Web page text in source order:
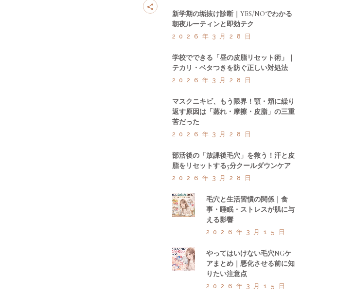
新学期の垢抜け診断｜YES/NOでわかる
朝夜ルーティンと即効テク
2026年3月28日
学校でできる「昼の皮脂リセット術」｜
テカリ・ベタつきを防ぐ正しい対処法
2026年3月28日
マスクニキビ、もう限界！顎・頬に繰り
返す原因は「蒸れ・摩擦・皮脂」の三重
苦だった
2026年3月28日
部活後の「放課後毛穴」を救う！汗と皮
脂をリセットする5分クールダウンケア
2026年3月28日
毛穴と生活習慣の関係｜食
事・睡眠・ストレスが肌に与
える影響
2026年3月15日
やってはいけない毛穴NGケ
アまとめ｜悪化させる前に知
りたい注意点
2026年3月15日